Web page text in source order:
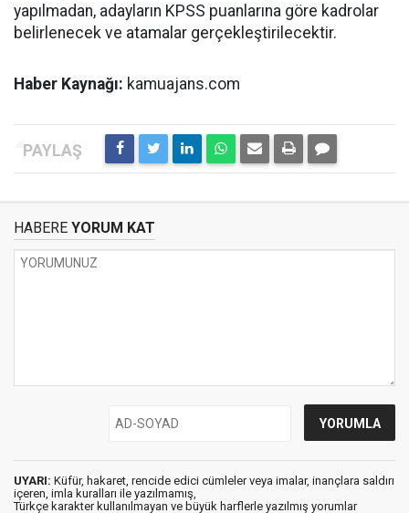
yapılmadan, adayların KPSS puanlarına göre kadrolar
belirlenecek ve atamalar gerçekleştirilecektir.
Haber Kaynağı: kamuajans.com
HABERE YORUM KAT
UYARI: Küfür, hakaret, rencide edici cümleler veya imalar, inançlara saldırı
içeren, imla kuralları ile yazılmamış,
Türkçe karakter kullanılmayan ve büyük harflerle yazılmış yorumlar